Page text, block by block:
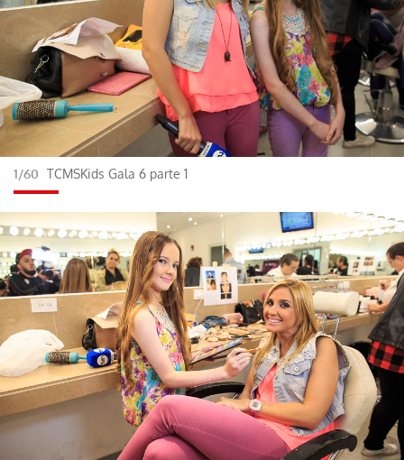
1/60 TCMSKids Gala 6 parte 1